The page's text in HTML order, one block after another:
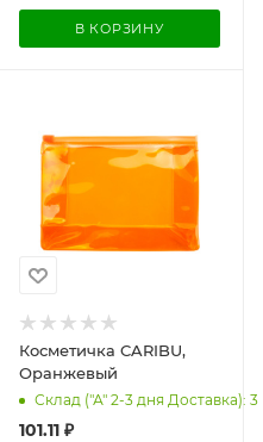
В КОРЗИНУ
Косметичка CARIBU,
Оранжевый
Склад ("А" 2-3 дня Доставка): 3
101.11₽